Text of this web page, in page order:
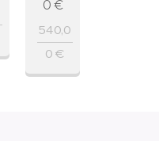
0 €
540,0
0 €